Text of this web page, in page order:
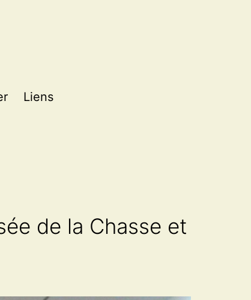
Liens
de la Chasse et